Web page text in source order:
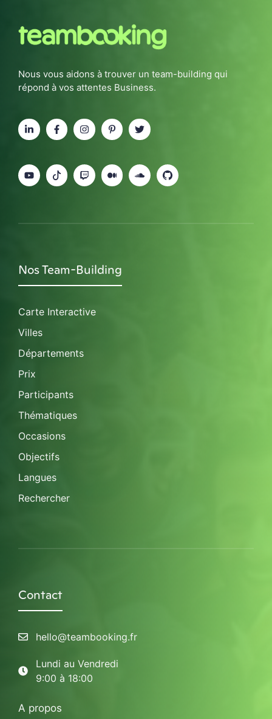
Nous vous aidons à trouver un team-building qui
répond à vos attentes Business.
Nos Team-Building
Carte Interactive
Villes
Départements
Prix
Participants
Thématiques
Occasions
Objectifs
Langues
Rechercher
Contact
hello@teambooking.fr
Lundi au Vendredi
9:00 à 18:00
A propos